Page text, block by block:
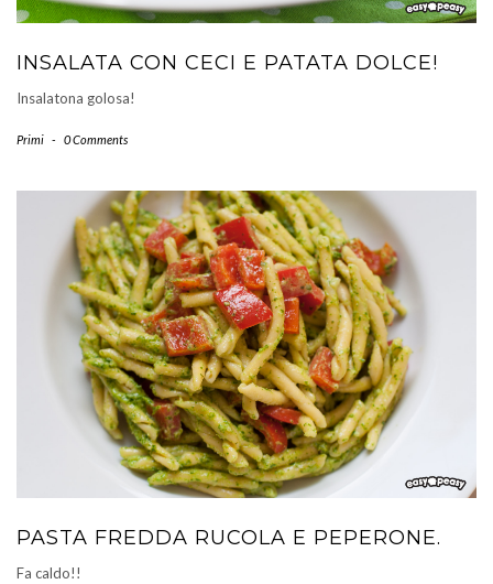
INSALATA CON CECI E PATATA DOLCE!
Insalatona golosa!
Primi - 0 Comments
PASTA FREDDA RUCOLA E PEPERONE.
Fa caldo!!